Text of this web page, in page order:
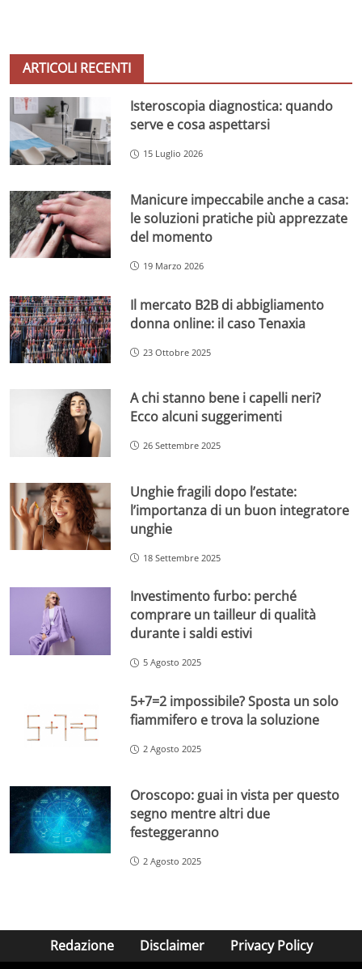
ARTICOLI RECENTI
Isteroscopia diagnostica: quando
serve e cosa aspettarsi
15 Luglio 2026
Manicure impeccabile anche a casa:
le soluzioni pratiche più apprezzate
del momento
19 Marzo 2026
Il mercato B2B di abbigliamento
donna online: il caso Tenaxia
23 Ottobre 2025
A chi stanno bene i capelli neri?
Ecco alcuni suggerimenti
26 Settembre 2025
Unghie fragili dopo l’estate:
l’importanza di un buon integratore
unghie
18 Settembre 2025
Investimento furbo: perché
comprare un tailleur di qualità
durante i saldi estivi
5 Agosto 2025
5+7=2 impossibile? Sposta un solo
fiammifero e trova la soluzione
2 Agosto 2025
Oroscopo: guai in vista per questo
segno mentre altri due
festeggeranno
2 Agosto 2025
Redazione Disclaimer Privacy Policy